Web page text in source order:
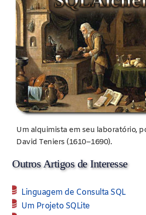
Um alquimista em seu laboratório,
David Teniers (1610–1690).
Outros Artigos de Interesse
Linguagem de Consulta SQL
Um Projeto SQLite